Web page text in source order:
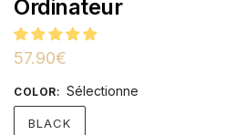
Ordinateur
57.90€
COLOR: Sélectionne
BLACK